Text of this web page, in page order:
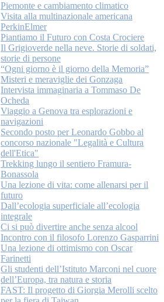
Piemonte e cambiamento climatico
Visita alla multinazionale americana
PerkinElmer
Piantiamo il Futuro con Costa Crociere
Il Grigioverde nella neve. Storie di soldati,
storie di persone
“Ogni giorno è il giorno della Memoria”
Misteri e meraviglie dei Gonzaga
Intervista immaginaria a Tommaso De
Ocheda
Viaggio a Genova tra esplorazioni e
navigazioni
Secondo posto per Leonardo Gobbo al
concorso nazionale "Legalità e Cultura
dell'Etica"
Trekking lungo il sentiero Framura-
Bonassola
Una lezione di vita: come allenarsi per il
futuro
Dall’ecologia superficiale all’ecologia
integrale
Ci si può divertire anche senza alcool
Incontro con il filosofo Lorenzo Gasparrini
Una lezione di ottimismo con Oscar
Farinetti
Gli studenti dell’Istituto Marconi nel cuore
dell’Europa, tra natura e storia
FAST: Il progetto di Giorgia Merolli scelto